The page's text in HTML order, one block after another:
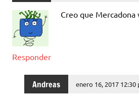
Creo que
Responder
Andreas enero 16, 2017 12:30